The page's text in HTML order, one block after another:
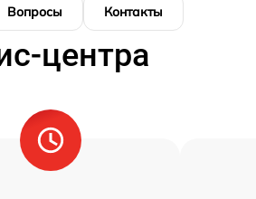
Вопросы Контакты
центра